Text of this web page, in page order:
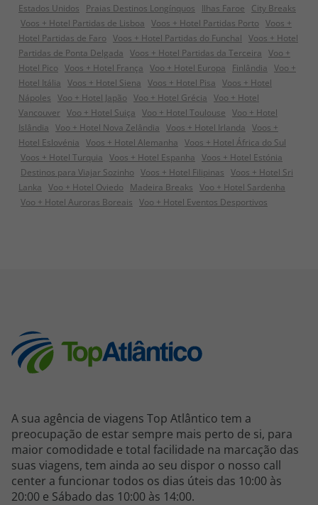
Estados Unidos
Praias Destinos Longínquos Ilhas Faroe
City Breaks
Voos + Hotel Partidas de Lisboa Voos + Hotel Partidas Porto Voos +
Hotel Partidas de Faro Voos + Hotel Partidas do Funchal Voos + Hotel
Partidas de Ponta Delgada Voos + Hotel Partidas da Terceira Voo +
Hotel Pico Voos + Hotel França Voo + Hotel Europa Finlândia Voo +
Hotel Itália Voos + Hotel Siena Voos + Hotel Pisa Voos + Hotel
Nápoles Voo + Hotel Japão Voo + Hotel Grécia Voo + Hotel
Vancouver Voo + Hotel Suiça Voo + Hotel Toulouse Voo + Hotel
Islândia Voo + Hotel Nova Zelândia Voos + Hotel Irlanda Voos +
Hotel Eslovénia Voos + Hotel Alemanha Voos + Hotel África do Sul
Voos + Hotel Turquia Voos + Hotel Espanha Voos + Hotel Estónia
Destinos para Viajar Sozinho Voos + Hotel Filipinas Voos + Hotel Sri
Lanka Voo + Hotel Oviedo Madeira Breaks Voo + Hotel Sardenha
Voo + Hotel Auroras Boreais Voo + Hotel Eventos Desportivos
A sua agência de viagens Top Atlântico tem a
preocupação de estar sempre mais perto de si, para
maior comodidade e total facilidade na marcação das
suas viagens, tem ainda ao seu dispor o nosso call
center a funcionar todos os dias úteis das 10:00 às
20:00 e Sábado das 10:00 às 14:00.